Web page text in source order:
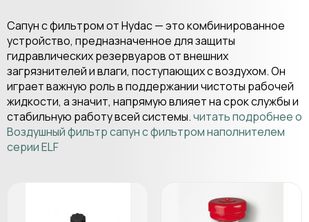
Сапун с фильтром от Hydac — это комбинированное
устройство, предназначенное для защиты
гидравлических резервуаров от внешних
загрязнителей и влаги, поступающих с воздухом. Он
играет важную роль в поддержании чистоты рабочей
жидкости, а значит, напрямую влияет на срок службы и
стабильную работу всей системы.читать подробнее о
Воздушный фильтр сапун с фильтром наполнителем
серии ELF